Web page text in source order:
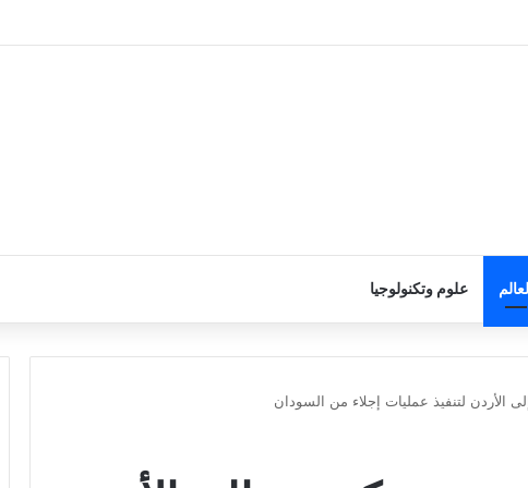
علوم وتكنولوجيا
الأردن لتنفيذ عمليات إجلاء من السودان